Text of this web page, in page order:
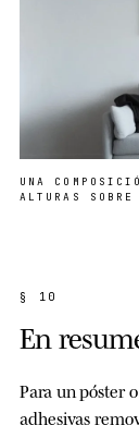
UNA
ALTURAS
§ 10
En
Para un póster
adhesivas